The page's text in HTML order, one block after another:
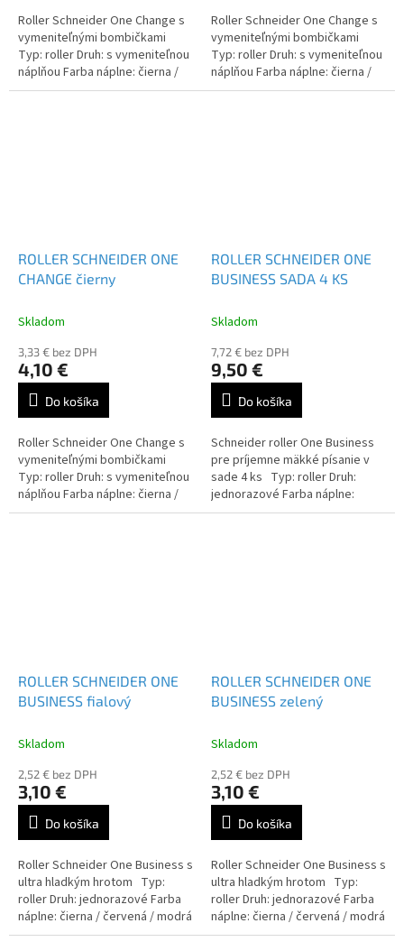
Roller Schneider One Change s
vymeniteľnými bombičkami
Typ: roller Druh: s vymeniteľnou
náplňou Farba náplne: čierna /
červená / modrá / zelená / lilac
Roller Schneider One Change s
vymeniteľnými bombičkami
Typ: roller Druh: s vymeniteľnou
náplňou Farba náplne: čierna /
červená / modrá / zelená / lilac
ROLLER SCHNEIDER ONE
CHANGE čierny
Skladom
3,33 € bez DPH
4,10 €
Do košíka
Roller Schneider One Change s
vymeniteľnými bombičkami
Typ: roller Druh: s vymeniteľnou
náplňou Farba náplne: čierna /
červená / modrá / zelená / lilac
ROLLER SCHNEIDER ONE
BUSINESS SADA 4 KS
Skladom
7,72 € bez DPH
9,50 €
Do košíka
Schneider roller One Business
pre príjemne mäkké písanie v
sade 4 ks Typ: roller Druh:
jednorazové Farba náplne:
čierna / červená / modrá /
ROLLER SCHNEIDER ONE
BUSINESS fialový
Skladom
2,52 € bez DPH
3,10 €
Do košíka
Roller Schneider One Business s
ultra hladkým hrotom Typ:
roller Druh: jednorazové Farba
náplne: čierna / červená / modrá
/ zelená / lilac
ROLLER SCHNEIDER ONE
BUSINESS zelený
Skladom
2,52 € bez DPH
3,10 €
Do košíka
Roller Schneider One Business s
ultra hladkým hrotom Typ:
roller Druh: jednorazové Farba
náplne: čierna / červená / modrá
/ zelená / lilac